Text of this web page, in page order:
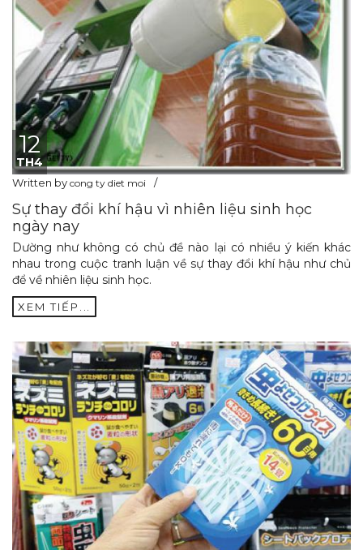
12
TH4
Written by cong ty diet moi
Sự thay đổi khí hậu vì nhiên liệu sinh học
ngày nay
Dường như không có chủ đề nào lại có nhiều ý kiến khác
nhau trong cuộc tranh luận về sự thay đổi khí hậu như chủ
để về nhiên liệu sinh học.
XEM TIẾP...